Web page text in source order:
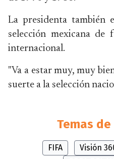
La presidenta también
selección mexicana
internacional.
"Va a estar muy, muy
suerte a la selección
Temas
FIFA Visión